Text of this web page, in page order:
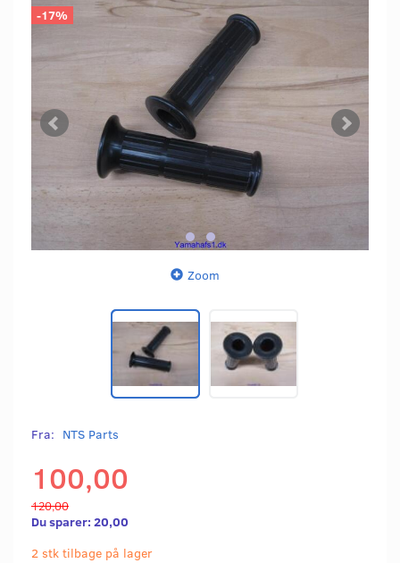
-17%
Zoom
Fra: NTS Parts
100,00
120,00
Du sparer: 20,00
2 stk tilbage på lager